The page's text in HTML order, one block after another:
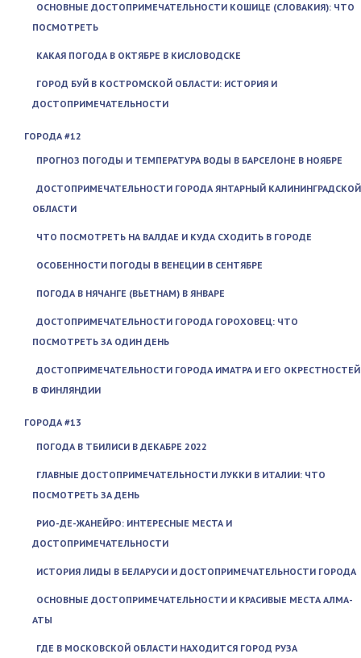
ОСНОВНЫЕ ДОСТОПРИМЕЧАТЕЛЬНОСТИ КОШИЦЕ (СЛОВАКИЯ): ЧТО
ПОСМОТРЕТЬ
КАКАЯ ПОГОДА В ОКТЯБРЕ В КИСЛОВОДСКЕ
ГОРОД БУЙ В КОСТРОМСКОЙ ОБЛАСТИ: ИСТОРИЯ И
ДОСТОПРИМЕЧАТЕЛЬНОСТИ
ГОРОДА #12
ПРОГНОЗ ПОГОДЫ И ТЕМПЕРАТУРА ВОДЫ В БАРСЕЛОНЕ В НОЯБРЕ
ДОСТОПРИМЕЧАТЕЛЬНОСТИ ГОРОДА ЯНТАРНЫЙ КАЛИНИНГРАДСКОЙ
ОБЛАСТИ
ЧТО ПОСМОТРЕТЬ НА ВАЛДАЕ И КУДА СХОДИТЬ В ГОРОДЕ
ОСОБЕННОСТИ ПОГОДЫ В ВЕНЕЦИИ В СЕНТЯБРЕ
ПОГОДА В НЯЧАНГЕ (ВЬЕТНАМ) В ЯНВАРЕ
ДОСТОПРИМЕЧАТЕЛЬНОСТИ ГОРОДА ГОРОХОВЕЦ: ЧТО
ПОСМОТРЕТЬ ЗА ОДИН ДЕНЬ
ДОСТОПРИМЕЧАТЕЛЬНОСТИ ГОРОДА ИМАТРА И ЕГО ОКРЕСТНОСТЕЙ
В ФИНЛЯНДИИ
ГОРОДА #13
ПОГОДА В ТБИЛИСИ В ДЕКАБРЕ 2022
ГЛАВНЫЕ ДОСТОПРИМЕЧАТЕЛЬНОСТИ ЛУККИ В ИТАЛИИ: ЧТО
ПОСМОТРЕТЬ ЗА ДЕНЬ
РИО-ДЕ-ЖАНЕЙРО: ИНТЕРЕСНЫЕ МЕСТА И
ДОСТОПРИМЕЧАТЕЛЬНОСТИ
ИСТОРИЯ ЛИДЫ В БЕЛАРУСИ И ДОСТОПРИМЕЧАТЕЛЬНОСТИ ГОРОДА
ОСНОВНЫЕ ДОСТОПРИМЕЧАТЕЛЬНОСТИ И КРАСИВЫЕ МЕСТА АЛМА-
АТЫ
ГДЕ В МОСКОВСКОЙ ОБЛАСТИ НАХОДИТСЯ ГОРОД РУЗА